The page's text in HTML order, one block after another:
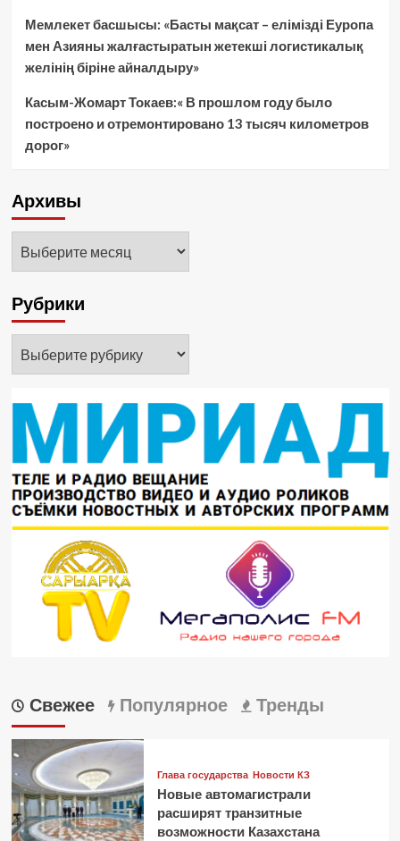
Мемлекет басшысы: «Басты мақсат – елімізді Еуропа
мен Азияны жалғастыратын жетекші логистикалық
желінің біріне айналдыру»
Касым-Жомарт Токаев:« В прошлом году было
построено и отремонтировано 13 тысяч километров
дорог»
Архивы
Рубрики
Свежее Популярное Тренды
Глава государства Новости КЗ
Новые автомагистрали
расширят транзитные
возможности Казахстана